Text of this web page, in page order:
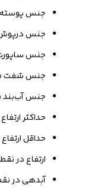
جنس پوسته
جنس درپوش
جنس
جنس شفت
جنس آب‌بند
حداکثر ارتفاع
حداقل ارتفاع
ارتفاع در نقطه